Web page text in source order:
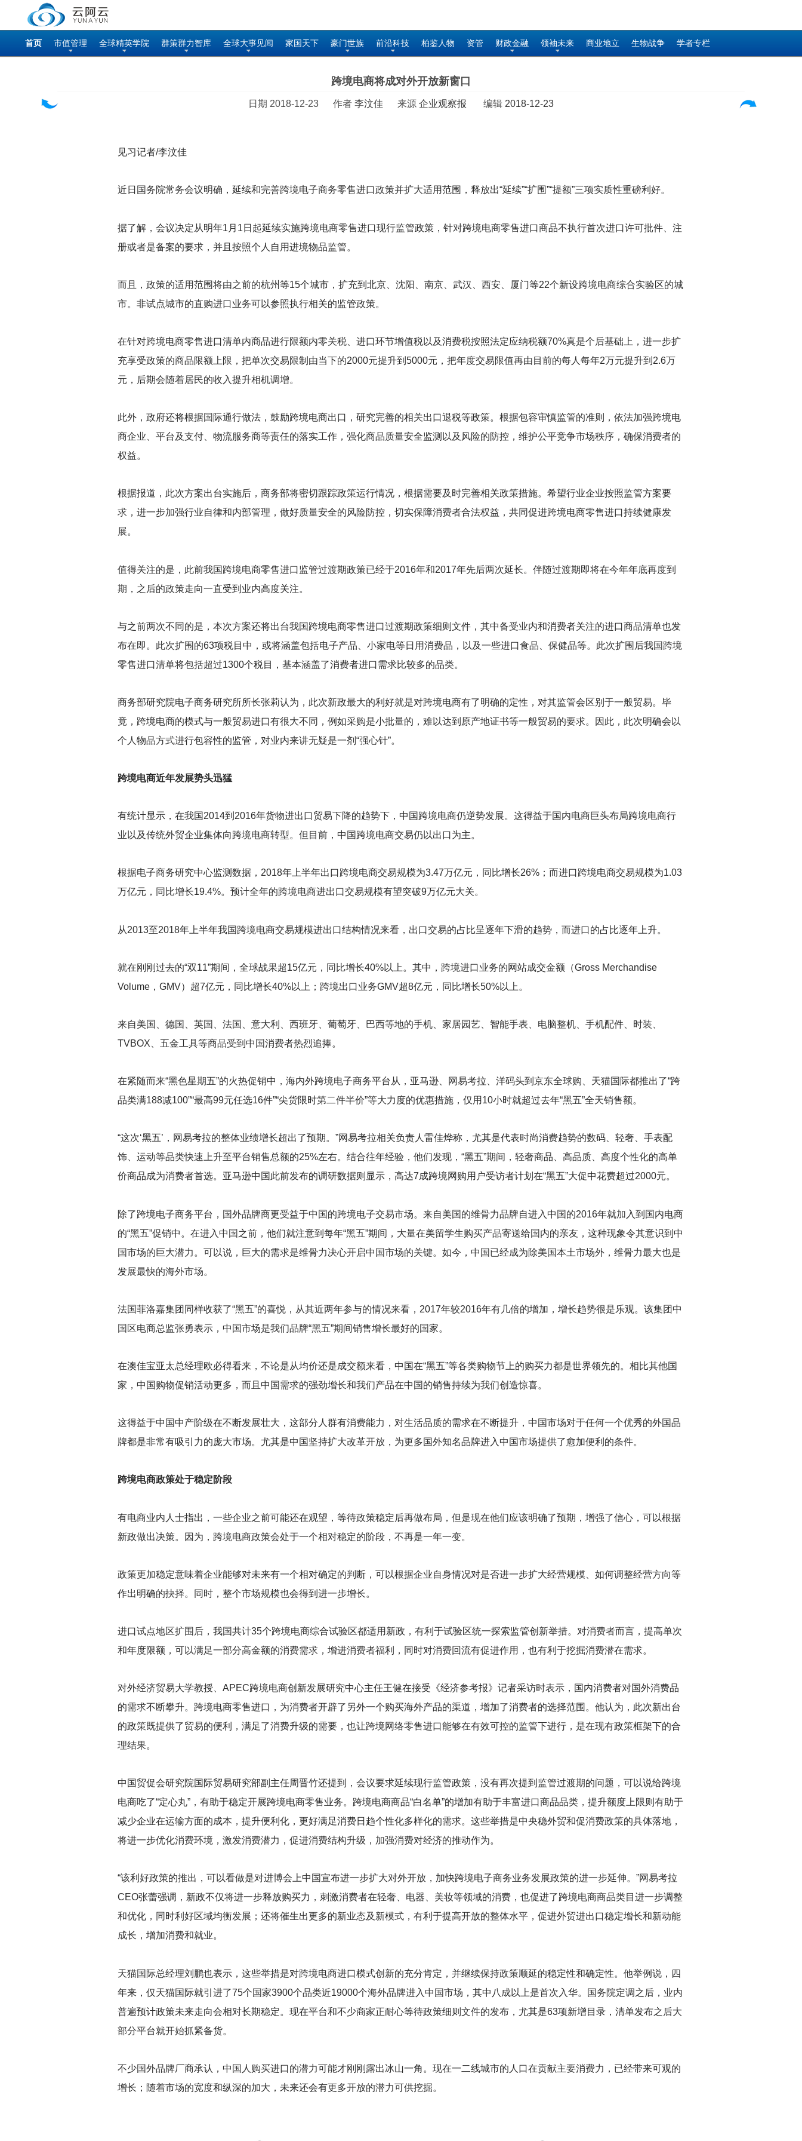
首页 市值管理 全球精英学院 群策群力智库 全球大事见闻 家国天下 豪门世族 前沿科技 柏鉴人物 资管 财政金融 领袖未来 商业地立 生物战争 学者专栏
跨境电商将成对外开放新窗口
日期 2018-12-23 作者 李汶佳 来源 企业观察报 编辑 2018-12-23
见习记者/李汶佳
近日国务院常务会议明确，延续和完善跨境电子商务零售进口政策并扩大适用范围，释放出“延续”“扩围”“提额”三项实质性重磅利好。
据了解，会议决定从明年1月1日起延续实施跨境电商零售进口现行监管政策，针对跨境电商零售进口商品不执行首次进口许可批件、注
册或者是备案的要求，并且按照个人自用进境物品监管。
而且，政策的适用范围将由之前的杭州等15个城市，扩充到北京、沈阳、南京、武汉、西安、厦门等22个新设跨境电商综合实验区的城
市。非试点城市的直购进口业务可以参照执行相关的监管政策。
在针对跨境电商零售进口清单内商品进行限额内零关税、进口环节增值税以及消费税按照法定应纳税额70%真是个后基础上，进一步扩
充享受政策的商品限额上限，把单次交易限制由当下的2000元提升到5000元，把年度交易限值再由目前的每人每年2万元提升到2.6万
元，后期会随着居民的收入提升相机调增。
此外，政府还将根据国际通行做法，鼓励跨境电商出口，研究完善的相关出口退税等政策。根据包容审慎监管的准则，依法加强跨境电
商企业、平台及支付、物流服务商等责任的落实工作，强化商品质量安全监测以及风险的防控，维护公平竞争市场秩序，确保消费者的
权益。
根据报道，此次方案出台实施后，商务部将密切跟踪政策运行情况，根据需要及时完善相关政策措施。希望行业企业按照监管方案要
求，进一步加强行业自律和内部管理，做好质量安全的风险防控，切实保障消费者合法权益，共同促进跨境电商零售进口持续健康发
展。
值得关注的是，此前我国跨境电商零售进口监管过渡期政策已经于2016年和2017年先后两次延长。伴随过渡期即将在今年年底再度到
期，之后的政策走向一直受到业内高度关注。
与之前两次不同的是，本次方案还将出台我国跨境电商零售进口过渡期政策细则文件，其中备受业内和消费者关注的进口商品清单也发
布在即。此次扩围的63项税目中，或将涵盖包括电子产品、小家电等日用消费品，以及一些进口食品、保健品等。此次扩围后我国跨境
零售进口清单将包括超过1300个税目，基本涵盖了消费者进口需求比较多的品类。
商务部研究院电子商务研究所所长张莉认为，此次新政最大的利好就是对跨境电商有了明确的定性，对其监管会区别于一般贸易。毕
竟，跨境电商的模式与一般贸易进口有很大不同，例如采购是小批量的，难以达到原产地证书等一般贸易的要求。因此，此次明确会以
个人物品方式进行包容性的监管，对业内来讲无疑是一剂“强心针”。
跨境电商近年发展势头迅猛
有统计显示，在我国2014到2016年货物进出口贸易下降的趋势下，中国跨境电商仍逆势发展。这得益于国内电商巨头布局跨境电商行
业以及传统外贸企业集体向跨境电商转型。但目前，中国跨境电商交易仍以出口为主。
根据电子商务研究中心监测数据，2018年上半年出口跨境电商交易规模为3.47万亿元，同比增长26%；而进口跨境电商交易规模为1.03
万亿元，同比增长19.4%。预计全年的跨境电商进出口交易规模有望突破9万亿元大关。
从2013至2018年上半年我国跨境电商交易规模进出口结构情况来看，出口交易的占比呈逐年下滑的趋势，而进口的占比逐年上升。
就在刚刚过去的“双11”期间，全球战果超15亿元，同比增长40%以上。其中，跨境进口业务的网站成交金额（Gross Merchandise
Volume，GMV）超7亿元，同比增长40%以上；跨境出口业务GMV超8亿元，同比增长50%以上。
来自美国、德国、英国、法国、意大利、西班牙、葡萄牙、巴西等地的手机、家居园艺、智能手表、电脑整机、手机配件、时装、
TVBOX、五金工具等商品受到中国消费者热烈追捧。
在紧随而来“黑色星期五”的火热促销中，海内外跨境电子商务平台从，亚马逊、网易考拉、洋码头到京东全球购、天猫国际都推出了“跨
品类满188减100”“最高99元任选16件”“尖货限时第二件半价”等大力度的优惠措施，仅用10小时就超过去年“黑五”全天销售额。
“这次‘黑五’，网易考拉的整体业绩增长超出了预期。”网易考拉相关负责人雷佳烨称，尤其是代表时尚消费趋势的数码、轻奢、手表配
饰、运动等品类快速上升至平台销售总额的25%左右。结合往年经验，他们发现，“黑五”期间，轻奢商品、高品质、高度个性化的高单
价商品成为消费者首选。亚马逊中国此前发布的调研数据则显示，高达7成跨境网购用户受访者计划在“黑五”大促中花费超过2000元。
除了跨境电子商务平台，国外品牌商更受益于中国的跨境电子交易市场。来自美国的维骨力品牌自进入中国的2016年就加入到国内电商
的“黑五”促销中。在进入中国之前，他们就注意到每年“黑五”期间，大量在美留学生购买产品寄送给国内的亲友，这种现象令其意识到中
国市场的巨大潜力。可以说，巨大的需求是维骨力决心开启中国市场的关键。如今，中国已经成为除美国本土市场外，维骨力最大也是
发展最快的海外市场。
法国菲洛嘉集团同样收获了“黑五”的喜悦，从其近两年参与的情况来看，2017年较2016年有几倍的增加，增长趋势很是乐观。该集团中
国区电商总监张勇表示，中国市场是我们品牌“黑五”期间销售增长最好的国家。
在澳佳宝亚太总经理欧必得看来，不论是从均价还是成交额来看，中国在“黑五”等各类购物节上的购买力都是世界领先的。相比其他国
家，中国购物促销活动更多，而且中国需求的强劲增长和我们产品在中国的销售持续为我们创造惊喜。
这得益于中国中产阶级在不断发展壮大，这部分人群有消费能力，对生活品质的需求在不断提升，中国市场对于任何一个优秀的外国品
牌都是非常有吸引力的庞大市场。尤其是中国坚持扩大改革开放，为更多国外知名品牌进入中国市场提供了愈加便利的条件。
跨境电商政策处于稳定阶段
有电商业内人士指出，一些企业之前可能还在观望，等待政策稳定后再做布局，但是现在他们应该明确了预期，增强了信心，可以根据
新政做出决策。因为，跨境电商政策会处于一个相对稳定的阶段，不再是一年一变。
政策更加稳定意味着企业能够对未来有一个相对确定的判断，可以根据企业自身情况对是否进一步扩大经营规模、如何调整经营方向等
作出明确的抉择。同时，整个市场规模也会得到进一步增长。
进口试点地区扩围后，我国共计35个跨境电商综合试验区都适用新政，有利于试验区统一探索监管创新举措。对消费者而言，提高单次
和年度限额，可以满足一部分高金额的消费需求，增进消费者福利，同时对消费回流有促进作用，也有利于挖掘消费潜在需求。
对外经济贸易大学教授、APEC跨境电商创新发展研究中心主任王健在接受《经济参考报》记者采访时表示，国内消费者对国外消费品
的需求不断攀升。跨境电商零售进口，为消费者开辟了另外一个购买海外产品的渠道，增加了消费者的选择范围。他认为，此次新出台
的政策既提供了贸易的便利，满足了消费升级的需要，也让跨境网络零售进口能够在有效可控的监管下进行，是在现有政策框架下的合
理结果。
中国贸促会研究院国际贸易研究部副主任周晋竹还提到，会议要求延续现行监管政策，没有再次提到监管过渡期的问题，可以说给跨境
电商吃了“定心丸”，有助于稳定开展跨境电商零售业务。跨境电商商品“白名单”的增加有助于丰富进口商品品类，提升额度上限则有助于
减少企业在运输方面的成本，提升便利化，更好满足消费日趋个性化多样化的需求。这些举措是中央稳外贸和促消费政策的具体落地，
将进一步优化消费环境，激发消费潜力，促进消费结构升级，加强消费对经济的推动作为。
“该利好政策的推出，可以看做是对进博会上中国宣布进一步扩大对外开放，加快跨境电子商务业务发展政策的进一步延伸。”网易考拉
CEO张蕾强调，新政不仅将进一步释放购买力，刺激消费者在轻奢、电器、美妆等领域的消费，也促进了跨境电商商品类目进一步调整
和优化，同时利好区域均衡发展；还将催生出更多的新业态及新模式，有利于提高开放的整体水平，促进外贸进出口稳定增长和新动能
成长，增加消费和就业。
天猫国际总经理刘鹏也表示，这些举措是对跨境电商进口模式创新的充分肯定，并继续保持政策顺延的稳定性和确定性。他举例说，四
年来，仅天猫国际就引进了75个国家3900个品类近19000个海外品牌进入中国市场，其中八成以上是首次入华。国务院定调之后，业内
普遍预计政策未来走向会相对长期稳定。现在平台和不少商家正耐心等待政策细则文件的发布，尤其是63项新增目录，清单发布之后大
部分平台就开始抓紧备货。
不少国外品牌厂商承认，中国人购买进口的潜力可能才刚刚露出冰山一角。现在一二线城市的人口在贡献主要消费力，已经带来可观的
增长；随着市场的宽度和纵深的加大，未来还会有更多开放的潜力可供挖掘。